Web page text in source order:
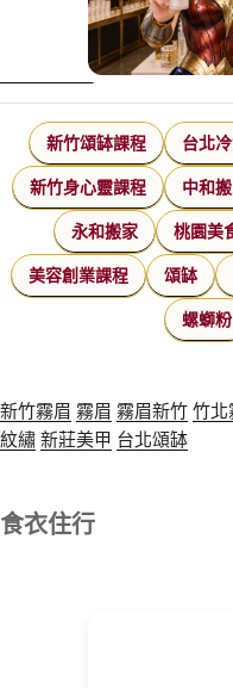
新竹頌缽課程 台北
新竹身心靈課程 中和
永和搬家 桃園美
美容創業課程 頌缽
螺螄粉
新竹霧眉 霧眉 霧眉新竹竹北
紋繡新莊美甲 台北頌缽
食衣住行